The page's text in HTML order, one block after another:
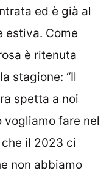
ed è già al
estiva. Come
è ritenuta
stagione: “Il
spetta a noi
vogliamo fare nel
il 2023 ci
non abbiamo